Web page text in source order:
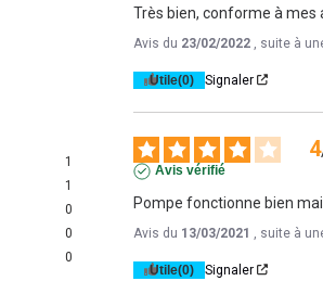
1
1
0
0
0
Très bien, conforme à
Avis du 23/02/2022 , suite à
Utile(0) Signaler
4
Avis vérifié
Pompe fonctionne bien
Avis du 13/03/2021 , suite à
Utile(0) Signaler